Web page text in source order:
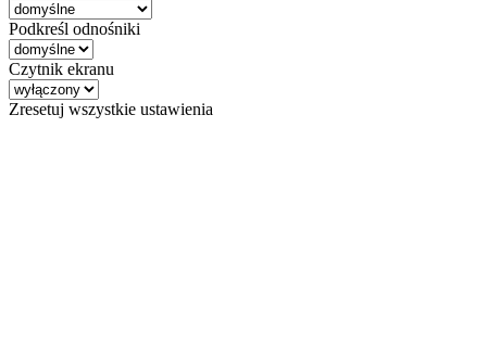
Podkreśl odnośniki
Czytnik ekranu
Zresetuj wszystkie ustawienia